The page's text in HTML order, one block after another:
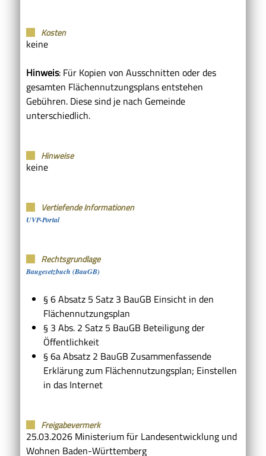
Kosten
keine
Hinweis: Für Kopien von Ausschnitten oder des
gesamten Flächennutzungsplans entstehen
Gebühren. Diese sind je nach Gemeinde
unterschiedlich.
Hinweise
keine
Vertiefende Informationen
UVP-Portal
Rechtsgrundlage
Baugesetzbuch (BauGB)
§ 6 Absatz 5 Satz 3 BauGB Einsicht in den
Flächennutzungsplan
§ 3 Abs. 2 Satz 5 BauGB Beteiligung der
Öffentlichkeit
§ 6a Absatz 2 BauGB Zusammenfassende
Erklärung zum Flächennutzungsplan; Einstellen
in das Internet
Freigabevermerk
25.03.2026 Ministerium für Landesentwicklung und
Wohnen Baden-Württemberg